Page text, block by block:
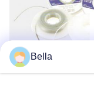
Bella